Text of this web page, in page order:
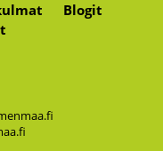
Blogit